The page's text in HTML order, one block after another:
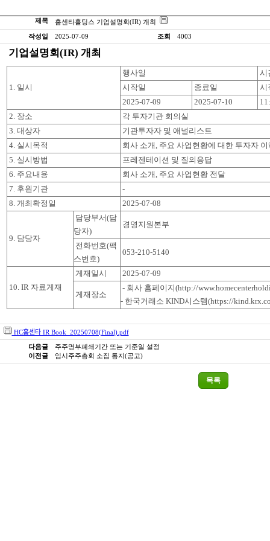
제목
홈센타홀딩스 기업설명회(IR) 개최
작성일
2025-07-09 조회 4003
기업설명회(IR) 개최
1. 일시
행사일
시
시작일
종료일
시
2025-07-09
2025-07-10
2. 장소
각 투자기관 회의실
3. 대상자
기관투자자 및 애널리스트
4. 실시목적
회사 소개, 주요 사업현황에 대한 투자자
5. 실시방법
프레젠테이션 및 질의응답
6. 주요내용
회사 소개, 주요 사업현황 전달
7. 후원기관
-
8. 개최확정일
2025-07-08
9. 담당자
담당부서(담
당자)
경영지원본부
전화번호(팩
스번호)
053-210-5140
10. IR 자료게재
게재일시 2025-07-09
게재장소
- 회사 홈페이지(http://
- 한국거래소 KIND시스템(https://
HC홈센타 IR Book_20250708(Final).pdf
다음글
주주명부폐쇄기간 또는 기준일 설정
이전글
임시주주총회 소집 통지(공고)
목록